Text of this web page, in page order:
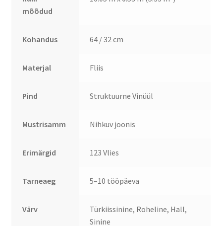
mõõdud
Kohandus 64 / 32 cm
Materjal Fliis
Pind Struktuurne Vinüül
Mustrisamm Nihkuv joonis
Erimärgid 123 Vlies
Tarneaeg 5–10 tööpäeva
Värv
Türkiissinine, Roheline, Hall,
Sinine